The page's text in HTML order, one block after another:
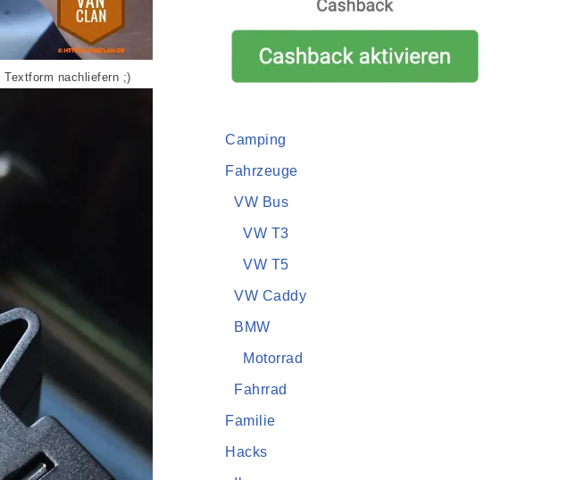
nachliefern ;)
Camping
Fahrzeuge
VW Bus
VW T3
VW T5
VW Caddy
BMW
Motorrad
Fahrrad
Familie
Hacks